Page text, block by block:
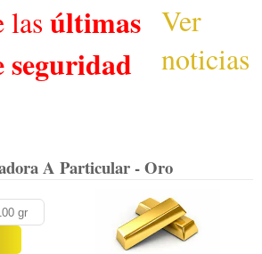
las últimas
seguridad
Ver
noticias
A Particular - Oro